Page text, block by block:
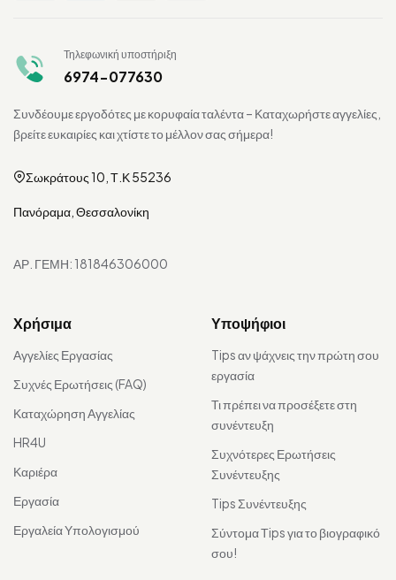
Τηλεφωνική υποστήριξη
6974-077630
Συνδέουμε εργοδότες με κορυφαία ταλέντα – Καταχωρήστε αγγελίες,
βρείτε ευκαιρίες και χτίστε το μέλλον σας σήμερα!
Σωκράτους 10, Τ.Κ 55236
Πανόραμα, Θεσσαλονίκη
ΑΡ. ΓΕΜΗ: 181846306000
Χρήσιμα
Αγγελίες Εργασίας
Συχνές Ερωτήσεις (FAQ)
Καταχώρηση Αγγελίας
HR4U
Καριέρα
Εργασία
Εργαλεία Υπολογισμού
Υποψήφιοι
Tips αν ψάχνεις την πρώτη σου
εργασία
Τι πρέπει να προσέξετε στη
συνέντευξη
Συχνότερες Ερωτήσεις
Συνέντευξης
Tips Συνέντευξης
Σύντομα Τips για το βιογραφικό
σου!